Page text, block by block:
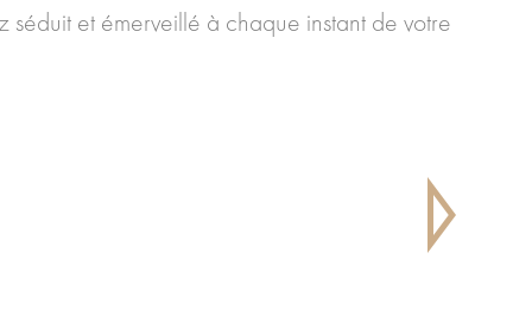
séduit et émerveillé à chaque instant de votre